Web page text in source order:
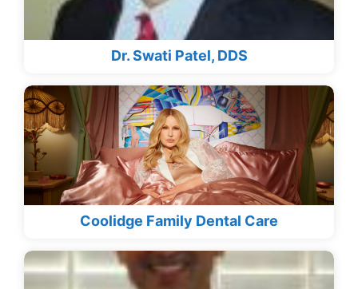
Dr. Swati Patel, DDS
Coolidge Family Dental Care